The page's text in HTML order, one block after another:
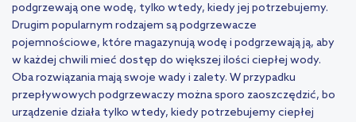
podgrzewają one wodę, tylko wtedy, kiedy jej potrzebujemy.
Drugim popularnym rodzajem są podgrzewacze
pojemnościowe, które magazynują wodę i podgrzewają ją, aby
w każdej chwili mieć dostęp do większej ilości ciepłej wody.
Oba rozwiązania mają swoje wady i zalety. W przypadku
przepływowych podgrzewaczy można sporo zaoszczędzić, bo
urządzenie działa tylko wtedy, kiedy potrzebujemy ciepłej